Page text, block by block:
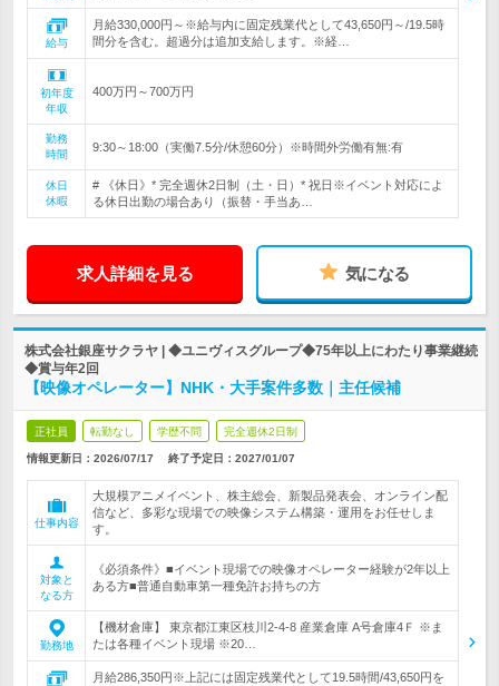
給与
月給330,000円～※給与内に固定残業代として43,650円～/19.5時
間分を含む。超過分は追加支給します。※経…
初年度
年収
400万円～700万円
勤務
時間
9:30～18:00（実働7.5分/休憩60分）※時間外労働有無:有
休日
休暇
# 《休日》* 完全週休2日制（土・日）* 祝日※イベント対応によ
る休日出勤の場合あり（振替・手当あ…
求人詳細を見る 気になる
株式会社銀座サクラヤ | ◆ユニヴィスグループ◆75年以上にわたり事業継続
◆賞与年2回
【映像オペレーター】NHK・大手案件多数｜主任候補
正社員 転勤なし 学歴不問 完全週休2日制
情報更新日：2026/07/17 終了予定日： 2027/01/07
仕事内容
大規模アニメイベント、株主総会、新製品発表会、オンライン配
信など、多彩な現場での映像システム構築・運用をお任せしま
す。
対象と
なる方
《必須条件》■イベント現場での映像オペレーター経験が2年以上
ある方■普通自動車第一種免許お持ちの方
勤務地
【機材倉庫】 東京都江東区枝川2-4-8 産業倉庫 A号倉庫4Ｆ ※ま
たは各種イベント現場 ※20…
月給286,350円※上記には固定残業代として19.5時間/43,650円を